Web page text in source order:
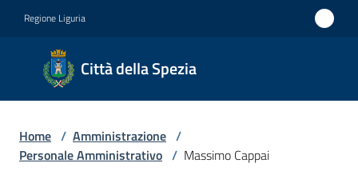
Regione Liguria
Città della Spezia
Città
della
Medaglia
Home / Amministrazione /
Personale Amministrativo / Massimo Cappai